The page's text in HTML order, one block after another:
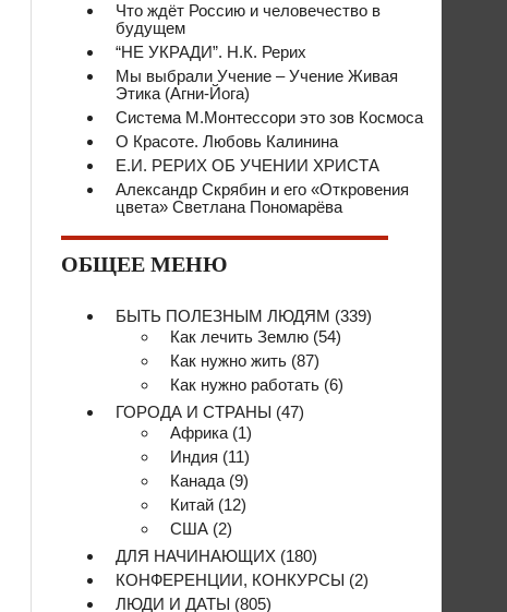
Что ждёт Россию и человечество в
будущем
“НЕ УКРАДИ”. Н.К. Рерих
Мы выбрали Учение – Учение Живая
Этика (Агни-Йога)
Система М.Монтессори это зов Космоса
О Красоте. Любовь Калинина
Е.И. РЕРИХ ОБ УЧЕНИИ ХРИСТА
Александр Скрябин и его «Откровения
цвета» Светлана Пономарёва
ОБЩЕЕ МЕНЮ
БЫТЬ ПОЛЕЗНЫМ ЛЮДЯМ (339)
Как лечить Землю (54)
Как нужно жить (87)
Как нужно работать (6)
ГОРОДА И СТРАНЫ (47)
Африка (1)
Индия (11)
Канада (9)
Китай (12)
США (2)
ДЛЯ НАЧИНАЮЩИХ (180)
КОНФЕРЕНЦИИ, КОНКУРСЫ (2)
ЛЮДИ И ДАТЫ (805)